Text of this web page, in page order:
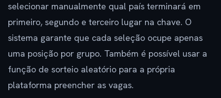
selecionar manualmente qual país terminará em
primeiro, segundo e terceiro lugar na chave. O
sistema garante que cada seleção ocupe apenas
uma posição por grupo. Também é possível usar a
função de sorteio aleatório para a própria
plataforma preencher as vagas.